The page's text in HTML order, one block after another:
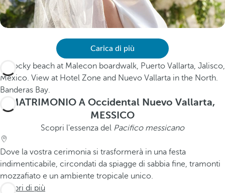
Carica di più
MATRIMONIO A Occidental Nuevo Vallarta,
MESSICO
Scopri l'essenza del Pacifico messicano
Dove la vostra cerimonia si trasformerà in una festa
indimenticabile, circondati da spiagge di sabbia fine, tramonti
mozzafiato e un ambiente tropicale unico.
Scopri di più